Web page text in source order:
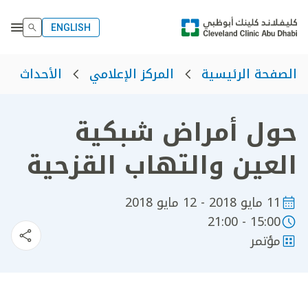
ENGLISH
الصفحة الرئيسية المركز الإعلامي الأحداث
حول أمراض شبكية
العين والتهاب القزحية
11 مايو 2018 - 12 مايو 2018
15:00 - 21:00
مؤتمر